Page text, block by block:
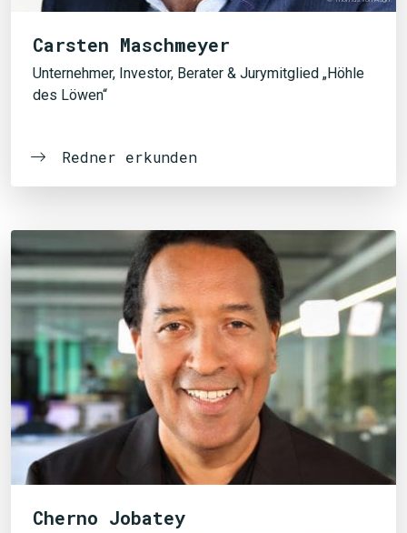
Carsten Maschmeyer
Unternehmer, Investor, Berater & Jurymitglied „Höhle
des Löwen“
Redner erkunden
Cherno Jobatey